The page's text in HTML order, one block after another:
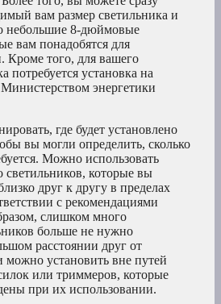
вам размер светильника и
небольшие 8-дюймовые
вам понадобятся для
Кроме того, для вашего
потребуется установка на
Министерством энергетики
где будет установлено
вы могли определить, сколько
Можно использовать
светильников, которые вы
друг к другу в пределах
с рекомендациями
слишком много
больше не нужно
расстоянии друг от
можно установить вне путей
или триммеров, которые
при их использовании.